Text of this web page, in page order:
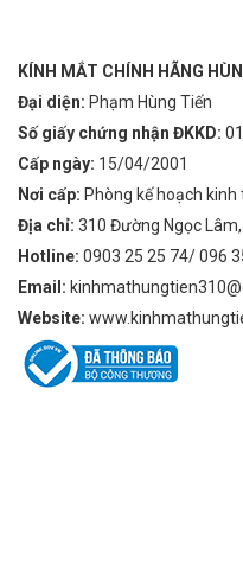
KÍNH MẮT CHÍNH HÃNG
Đại diện: Phạm Hùng Tiến
Số giấy chứng nhận ĐKKD:
Cấp ngày: 15/04/2001
Nơi cấp: Phòng kế hoạch kinh
Địa chỉ: 310 Đường Ngọc
Hotline: 0903 25 25 74/ 096
Email:
Website: